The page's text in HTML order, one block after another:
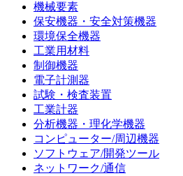
機械要素
保安機器・安全対策機器
環境保全機器
工業用材料
制御機器
電子計測器
試験・検査装置
工業計器
分析機器・理化学機器
コンピューター/周辺機器
ソフトウェア/開発ツール
ネットワーク/通信